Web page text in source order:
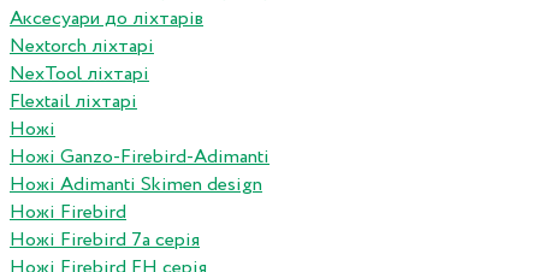
Аксесуари до ліхтарів
Nextorch ліхтарі
NexTool ліхтарі
Flextail ліхтарі
Ножі
Ножі Ganzo-Firebird-Adimanti
Ножі Adimanti Skimen design
Ножі Firebird
Ножі Firebird 7а серія